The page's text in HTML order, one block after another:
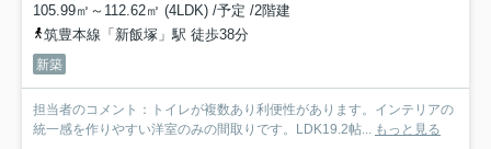
105.99㎡～112.62㎡ (4LDK) /予定 /2階建
筑豊本線「新飯塚」駅 徒歩38分
新築
担当者のコメント：トイレが複数あり利便性があります。インテリアの
統一感を作りやすい洋室のみの間取りです。LDK19.2帖... もっと見る